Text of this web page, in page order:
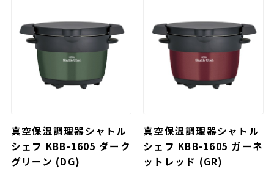
真空保温調理器シャトル
シェフ KBB-1605 ダーク
グリーン (DG)
真空保温調理器シャトル
シェフ KBB-1605 ガーネ
ットレッド (GR)